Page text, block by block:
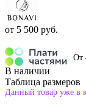
от 5 500 руб.
От
В наличии
Таблица размеров
Данный товар уже в